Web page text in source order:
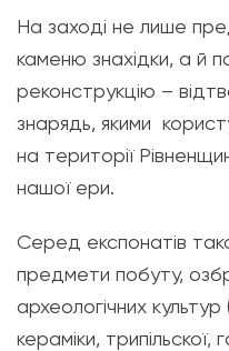
На заході не лише
каменю знахідки, а й
реконструкцію –
знарядь, якими
на території
нашої ери.
Серед експонатів
предмети побуту,
археологічних культур
кераміки,